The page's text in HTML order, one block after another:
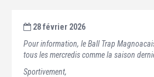
28 février 2026
Pour information, le Ball Trap
tous les mercredis comme la saison
Sportivement,